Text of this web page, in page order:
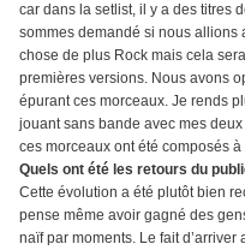
car dans la setlist, il y a des titres
sommes demandé si nous allions
chose de plus Rock mais cela
premières versions. Nous avons
épurant ces morceaux. Je rends
jouant sans bande avec mes
ces morceaux ont été composés à
Quels ont été les retours du
Cette évolution a été plutôt bien
pense même avoir gagné des
naïf par moments. Le fait